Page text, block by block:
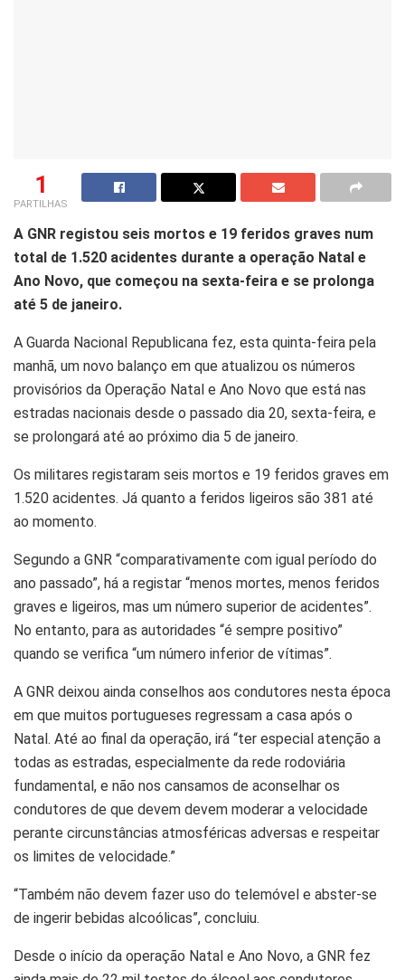
1
PARTILHAS
A GNR registou seis mortos e 19 feridos graves num
total de 1.520 acidentes durante a operação Natal e
Ano Novo, que começou na sexta-feira e se prolonga
até 5 de janeiro.
A Guarda Nacional Republicana fez, esta quinta-feira pela
manhã, um novo balanço em que atualizou os números
provisórios da Operação Natal e Ano Novo que está nas
estradas nacionais desde o passado dia 20, sexta-feira, e
se prolongará até ao próximo dia 5 de janeiro.
Os militares registaram seis mortos e 19 feridos graves em
1.520 acidentes. Já quanto a feridos ligeiros são 381 até
ao momento.
Segundo a GNR “comparativamente com igual período do
ano passado”, há a registar “menos mortes, menos feridos
graves e ligeiros, mas um número superior de acidentes”.
No entanto, para as autoridades “é sempre positivo”
quando se verifica “um número inferior de vítimas”.
A GNR deixou ainda conselhos aos condutores nesta época
em que muitos portugueses regressam a casa após o
Natal. Até ao final da operação, irá “ter especial atenção a
todas as estradas, especialmente da rede rodoviária
fundamental, e não nos cansamos de aconselhar os
condutores de que devem devem moderar a velocidade
perante circunstâncias atmosféricas adversas e respeitar
os limites de velocidade.”
“Também não devem fazer uso do telemóvel e abster-se
de ingerir bebidas alcoólicas”, concluiu.
Desde o início da operação Natal e Ano Novo, a GNR fez